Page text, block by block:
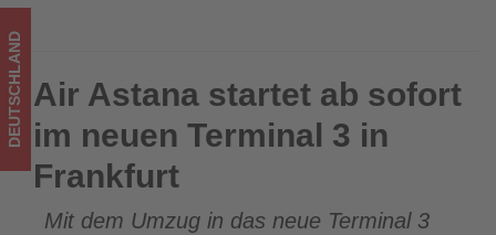
in
Frankfurt
-
Wissen,
was
Air Astana startet ab sofort im neuen Terminal 3 in
Frankfurt
DEUTSCHLAND Air Astana startet ab sofort
im neuen Terminal 3 in
Frankfurt
Mit dem Umzug in das neue Terminal 3